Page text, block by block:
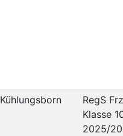
Kühlungsborn
RegS
Klasse
2025/